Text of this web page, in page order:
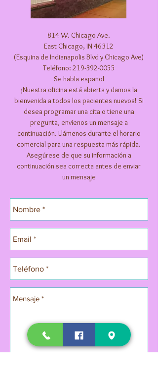
814 W. Chicago Ave.
East Chicago, IN 46312
(Esquina de Indianapolis Blvd y Chicago Ave)
Teléfono: 219-392-0055
Se habla español
¡Nuestra oficina está abierta y damos la
bienvenida a todos los pacientes nuevos! Si
desea programar una cita o tiene una
pregunta, envíenos un mensaje a
continuación. Llámenos durante el horario
comercial para una respuesta más rápida.
Asegúrese de que su información a
continuación sea correcta antes de enviar
un mensaje